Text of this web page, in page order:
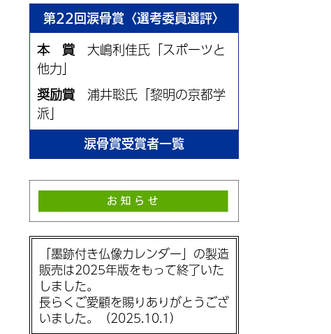
第22回涙骨賞〈選考委員選評〉
本 賞
大嶋利佳氏「スポーツと
他力」
奨励賞
浦井聡氏「黎明の京都学
派」
涙骨賞受賞者一覧
「墨跡付き仏像カレンダー」の製造
販売は2025年版をもって終了いた
しました。
長らくご愛顧を賜りありがとうござ
いました。（2025.10.1）